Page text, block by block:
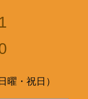
曜・祝日）